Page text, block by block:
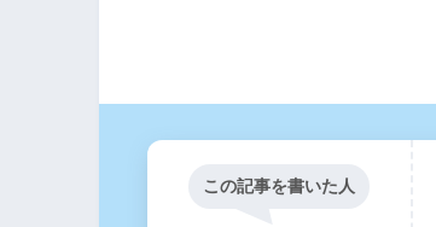
この記事を書いた人